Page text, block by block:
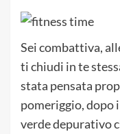
Sei combattiva,
ti chiudi in te
stata pensata
pomeriggio, dopo
verde depurativo